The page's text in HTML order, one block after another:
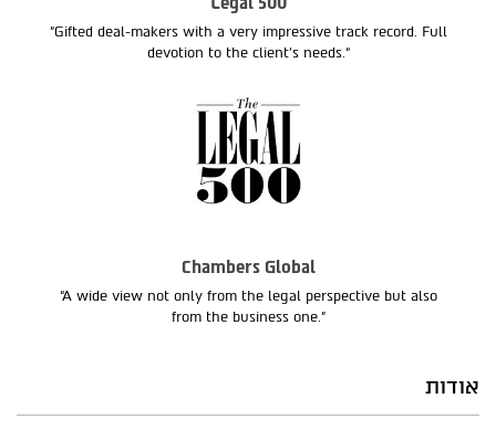
"Gifted deal-makers with a very impressive track record. Full
devotion to the client’s needs.“
Chambers Global
“A wide view not only from the legal perspective but also
from the business one.”
אודות